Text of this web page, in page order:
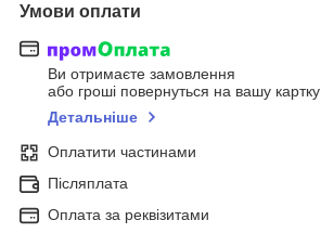
Умови оплати
Ви отримаєте замовлення
або гроші повернуться на вашу картку
Детальніше
Оплатити частинами
Післяплата
Оплата за реквізитами